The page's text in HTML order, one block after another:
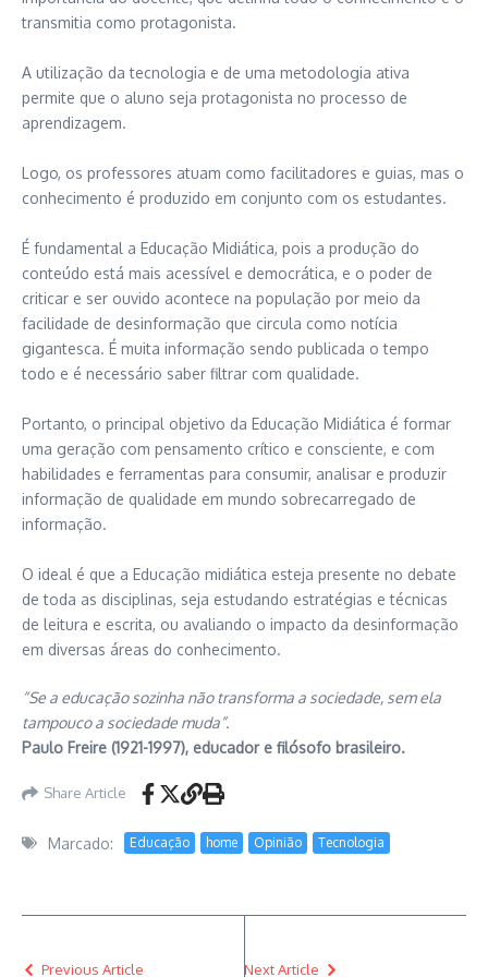
transmitia como protagonista.
A utilização da tecnologia e de uma metodologia ativa
permite que o aluno seja protagonista no processo de
aprendizagem.
Logo, os professores atuam como facilitadores e guias, mas o
conhecimento é produzido em conjunto com os estudantes.
É fundamental a Educação Midiática, pois a produção do
conteúdo está mais acessível e democrática, e o poder de
criticar e ser ouvido acontece na população por meio da
facilidade de desinformação que circula como notícia
gigantesca. É muita informação sendo publicada o tempo
todo e é necessário saber filtrar com qualidade.
Portanto, o principal objetivo da Educação Midiática é formar
uma geração com pensamento crítico e consciente, e com
habilidades e ferramentas para consumir, analisar e produzir
informação de qualidade em mundo sobrecarregado de
informação.
O ideal é que a Educação midiática esteja presente no debate
de toda as disciplinas, seja estudando estratégias e técnicas
de leitura e escrita, ou avaliando o impacto da desinformação
em diversas áreas do conhecimento.
“Se a educação sozinha não transforma a sociedade, sem ela
tampouco a sociedade muda”.
Paulo Freire (1921-1997), educador e filósofo brasileiro.
Share Article
Marcado: Educação home Opinião Tecnologia
Previous Article Next Article